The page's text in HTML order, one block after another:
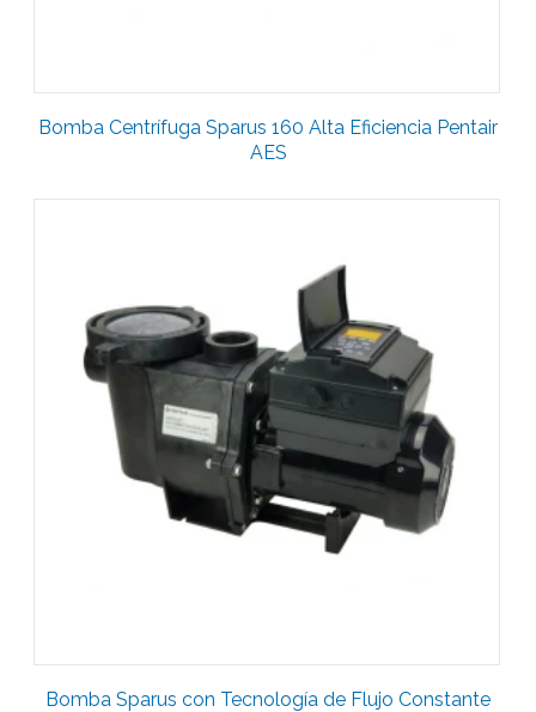
Bomba Centrífuga Sparus 160 Alta Eficiencia Pentair
AES
Bomba Sparus con Tecnología de Flujo Constante